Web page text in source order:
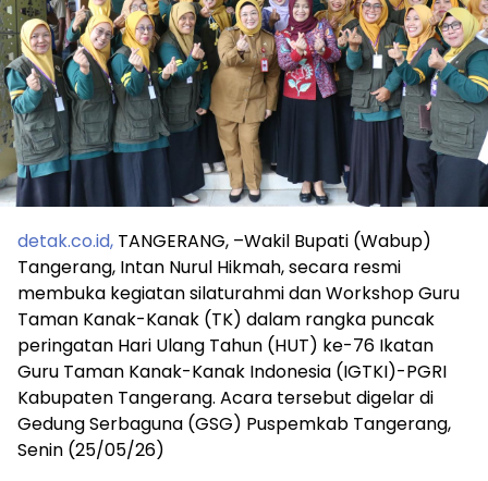
detak.co.id, TANGERANG, –Wakil Bupati (Wabup)
Tangerang, Intan Nurul Hikmah, secara resmi
membuka kegiatan silaturahmi dan Workshop Guru
Taman Kanak-Kanak (TK) dalam rangka puncak
peringatan Hari Ulang Tahun (HUT) ke-76 Ikatan
Guru Taman Kanak-Kanak Indonesia (IGTKI)-PGRI
Kabupaten Tangerang. Acara tersebut digelar di
Gedung Serbaguna (GSG) Puspemkab Tangerang,
Senin (25/05/26)